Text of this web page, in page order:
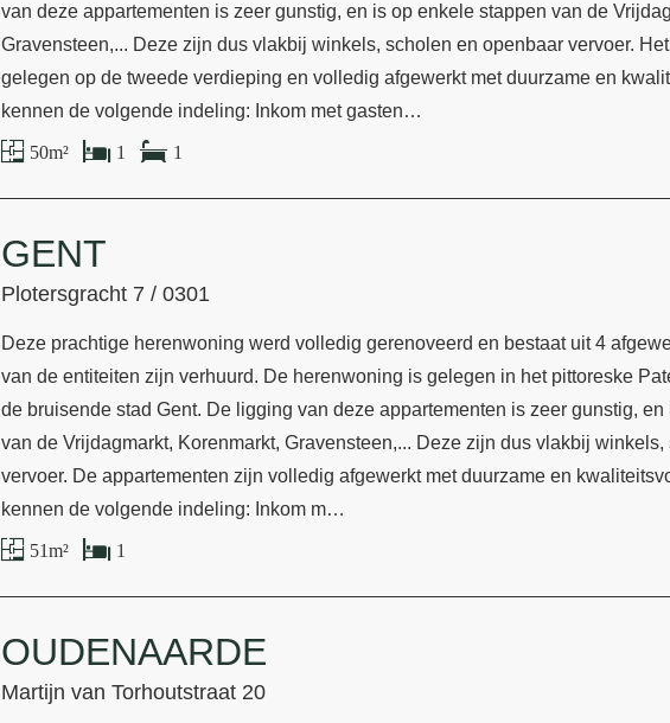
van deze appartementen is zeer gunstig, en is op enkele stappen van de
Gravensteen,... Deze zijn dus vlakbij winkels, scholen en openbaar vervoer.
gelegen op de tweede verdieping en volledig afgewerkt met duurzame en
kennen de volgende indeling: Inkom met gasten…
50 m² 1 1
GENT
Plotersgracht 7 / 0301
Deze prachtige herenwoning werd volledig gerenoveerd en bestaat uit 4
van de entiteiten zijn verhuurd. De herenwoning is gelegen in het pittoreske
de bruisende stad Gent. De ligging van deze appartementen is zeer gunstig,
van de Vrijdagmarkt, Korenmarkt, Gravensteen,... Deze zijn dus vlakbij
vervoer. De appartementen zijn volledig afgewerkt met duurzame en
kennen de volgende indeling: Inkom m…
51 m² 1
OUDENAARDE
Martijn van Torhoutstraat 20